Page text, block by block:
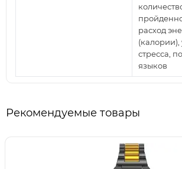
расход
(калории),
стресса,
языков
Рекомендуемые товары